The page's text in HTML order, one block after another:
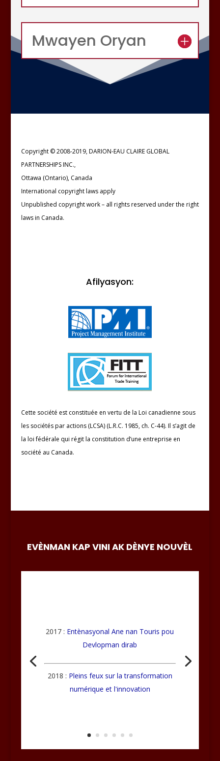
Mwayen Oryan
Copyright © 2008-2019, DARION-EAU CLAIRE GLOBAL
PARTNERSHIPS INC.,
Ottawa (Ontario), Canada
International copyright laws apply
Unpublished copyright work – all rights reserved under the right
laws in Canada.
Afilyasyon:
Cette société est constituée en vertu de la Loi canadienne sous
les sociétés par actions (LCSA) (L.R.C. 1985, ch. C-44). Il s’agit de
la loi fédérale qui régit la constitution d’une entreprise en
société au Canada.
EVÈNMAN KAP VINI AK DÈNYE NOUVÈL
2017 : Entènasyonal Ane nan Touris pou
Devlopman dirab
2018 : Pleins feux sur la transformation
numérique et l'innovation